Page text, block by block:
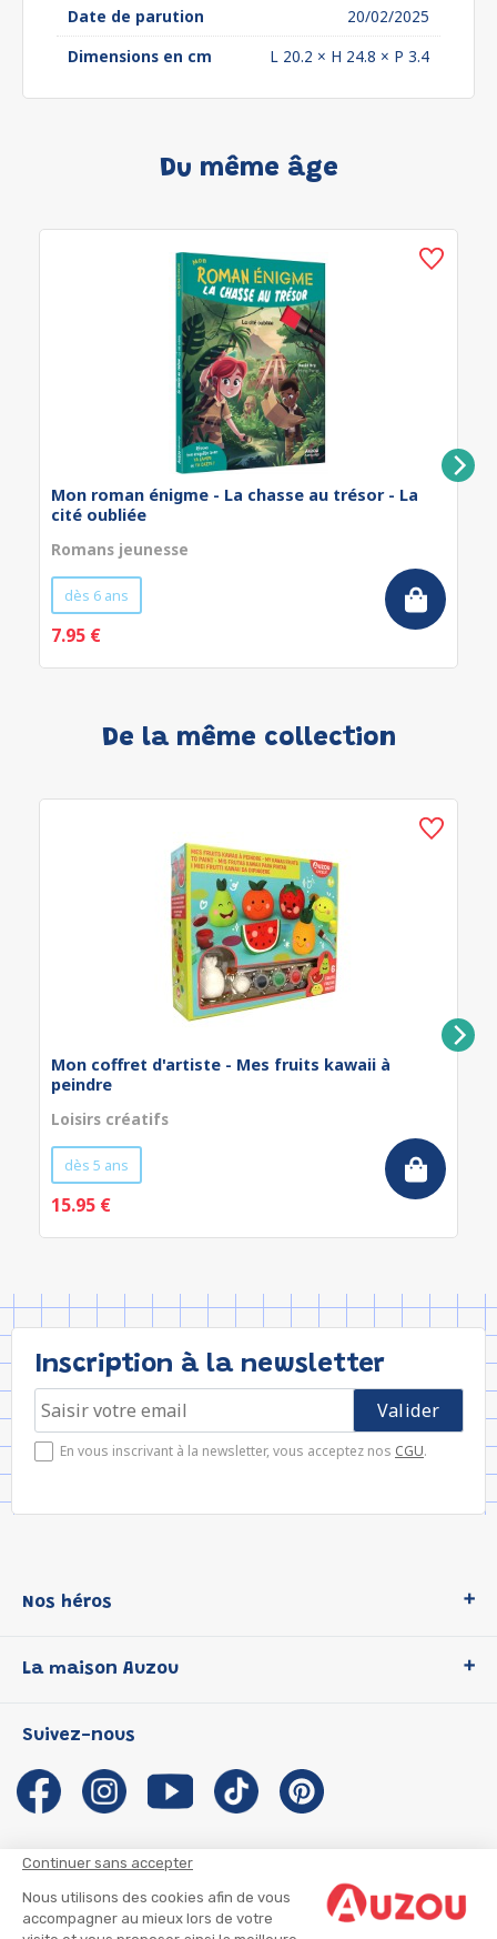
Continuer sans accepter
Nous utilisons des cookies afin de vous
accompagner au mieux lors de votre
Date de parution
20/02/2025
Dimensions en cm
L 20.2 × H 24.8 × P 3.4
Du même âge
Mon roman énigme - La chasse au trésor - La
cité oubliée
Romans jeunesse
dès 6 ans
7.95 €
De la même collection
Mon coffret d'artiste - Mes fruits kawaii à
peindre
Loisirs créatifs
dès 5 ans
15.95 €
Inscription à la newsletter
En vous inscrivant à la newsletter, vous acceptez nos CGU.
Nos héros
P'tit Loup
Les Influenceuses
Migali
Petite Taupe
La maison Auzou
Notre histoire
Auzou s'engage
Auteurs et illustrateurs Auzou
Suivre mon colis
Suivez-nous
CGU